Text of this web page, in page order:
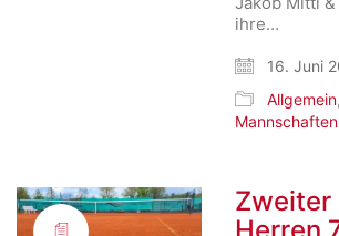
ihre…
16. Juni
Allgemein
Mannschaften
Zweiter